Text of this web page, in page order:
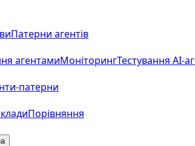
Патерни агентів
агентамиМоніторингТестування AI-
Порівняння